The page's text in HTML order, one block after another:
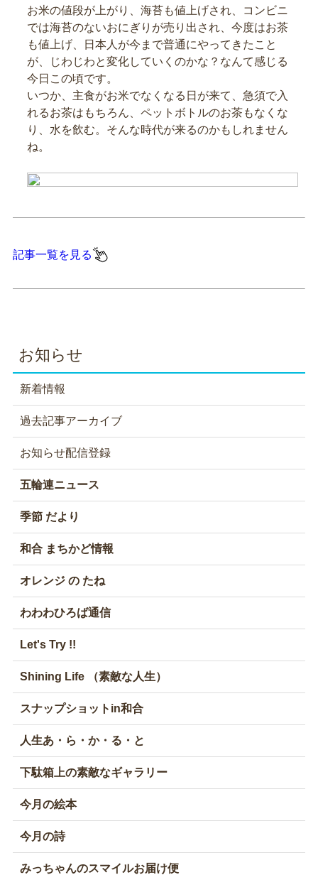
お米の値段が上がり、海苔も値上げされ、コンビニ
では海苔のないおにぎりが売り出され、今度はお茶
も値上げ、日本人が今まで普通にやってきたこと
が、じわじわと変化していくのかな？なんて感じる
今日この頃です。
いつか、主食がお米でなくなる日が来て、急須で入
れるお茶はもちろん、ペットボトルのお茶もなくな
り、水を飲む。そんな時代が来るのかもしれません
ね。
記事一覧を見る
お知らせ
新着情報
過去記事アーカイブ
お知らせ配信登録
五輪連ニュース
季節 だより
和合 まちかど情報
オレンジ の たね
わわわひろば通信
Let's Try !!
Shining Life （素敵な人生）
スナップショットin和合
人生あ・ら・か・る・と
下駄箱上の素敵なギャラリー
今月の絵本
今月の詩
みっちゃんのスマイルお届け便